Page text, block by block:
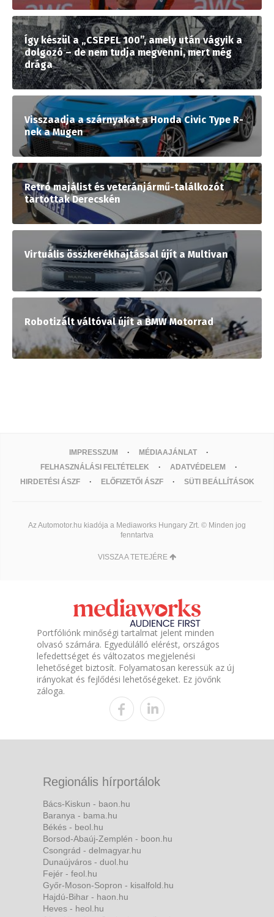
Így készül a „CSEPEL 100”, amely után vágyik a
dolgozó – de nem tudja megvenni, mert még
drága
Visszaadja a szárnyakat a Honda Civic Type R-
nek a Mugen
Retró majálist és veteránjármű-találkozót
tartottak Derecskén
Virtuális összkerékhajtással újít a Multivan
Robotizált váltóval újít a BMW Motorrad
IMPRESSZUM
MÉDIAAJÁNLAT
FELHASZNÁLÁSI FELTÉTELEK
ADATVÉDELEM
HIRDETÉSI ÁSZF
ELŐFIZETŐI ÁSZF SÜTI BEÁLLÍTÁSOK
Az Automotor.hu kiadója a Mediaworks Hungary Zrt. © Minden jog
fenntartva
VISSZA A TETEJÉRE
Portfóliónk minőségi tartalmat jelent minden
olvasó számára. Egyedülálló elérést, országos
lefedettséget és változatos megjelenési
lehetőséget biztosít. Folyamatosan keressük az új
irányokat és fejlődési lehetőségeket. Ez jövőnk
záloga.
Regionális hírportálok
Bács-Kiskun - baon.hu
Baranya - bama.hu
Békés - beol.hu
Borsod-Abaúj-Zemplén - boon.hu
Csongrád - delmagyar.hu
Dunaújváros - duol.hu
Fejér - feol.hu
Győr-Moson-Sopron - kisalfold.hu
Hajdú-Bihar - haon.hu
Heves - heol.hu